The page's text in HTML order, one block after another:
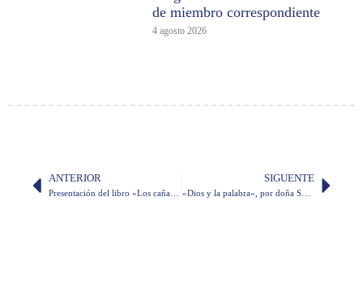
de miembro correspondiente
4 agosto 2026
ANTERIOR SIGUENTE
«Dios y la palabra», por doña Susana Cordero de Espinosa